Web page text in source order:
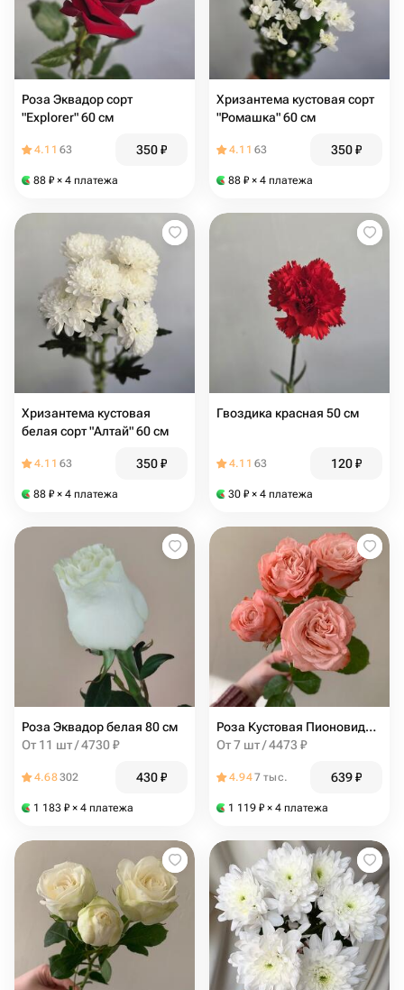
Роза Эквадор сорт
"Explorer" 60 см
4.11 63 350₽
88 ₽ × 4 платежа
Хризантема кустовая сорт
"Ромашка" 60 см
4.11 63 350₽
88 ₽ × 4 платежа
Хризантема кустовая
белая сорт "Алтай" 60 см
4.11 63 350₽
88 ₽ × 4 платежа
Гвоздика красная 50 см
4.11 63 120₽
30 ₽ × 4 платежа
Роза Эквадор белая 80 см
От 11 шт / 4730 ₽
4.68302 430₽
1 183 ₽ × 4 платежа
Роза Кустовая Пионовидная
От 7 шт / 4473 ₽
4.947 тыс. 639₽
1 119 ₽ × 4 платежа